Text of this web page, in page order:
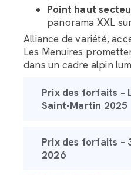
Point haut
panorama XXL
Alliance de variété,
Les Menuires
dans un cadre alpin
Prix des forfaits –
Saint-Martin 2025
Prix des forfaits –
2026